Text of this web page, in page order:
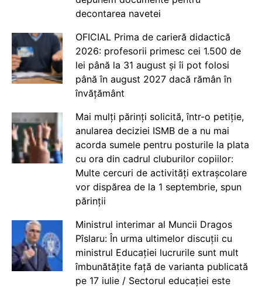
decontarea navetei
OFICIAL Prima de carieră didactică
2026: profesorii primesc cei 1.500 de
lei până la 31 august și îi pot folosi
până în august 2027 dacă rămân în
învățământ
Mai mulți părinți solicită, într-o petiție,
anularea deciziei ISMB de a nu mai
acorda sumele pentru posturile la plata
cu ora din cadrul cluburilor copiilor:
Multe cercuri de activități extrașcolare
vor dispărea de la 1 septembrie, spun
părinții
Ministrul interimar al Muncii Dragos
Pîslaru: În urma ultimelor discuții cu
ministrul Educației lucrurile sunt mult
îmbunătățite față de varianta publicată
pe 17 iulie / Sectorul educației este